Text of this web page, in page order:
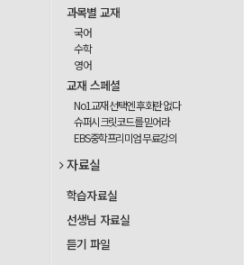
과목별 교재
국어
수학
영어
교재 스페셜
No1교재 선택엔 후회란 없다
슈퍼시크릿코드를 믿어라
EBS중학프리미엄 무료강의
자료실
학습자료실
선생님 자료실
듣기 파일